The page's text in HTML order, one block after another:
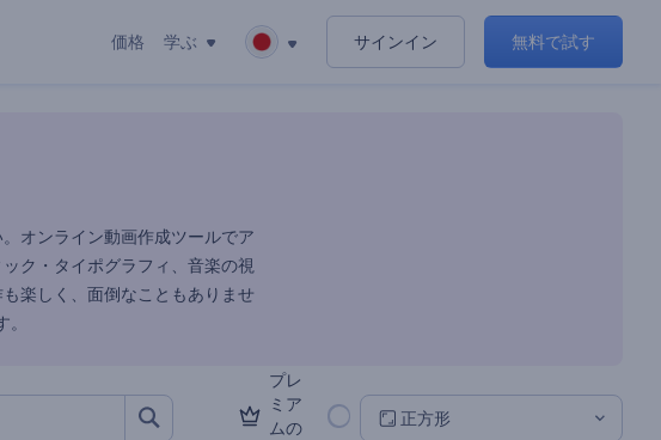
価格 学ぶ サインイン 無料で試す
に対応
オンライン動画作成ツールでア
ク・タイポグラフィ、音楽の視
楽しく、面倒なこともありませ
プレ
ミア
ムの
正方形